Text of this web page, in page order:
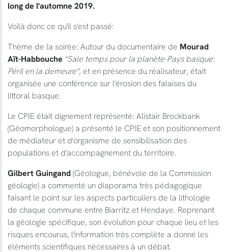
long de l'automne 2019.
Voilà donc ce qu'il s'est passé:
Thème de la soirée: Autour du documentaire de Mourad
Aït-Habbouche "Sale temps pour la planète-Pays basque:
Péril en la demeure", et en présence du réalisateur, était
organisée une conférence sur l'érosion des falaises du
littoral basque.
Le CPIE était dignement représenté: Alistair Brockbank
(Géomorphologue) a présenté le CPIE et son positionnement
de médiateur et d'organisme de sensibilisation des
populations et d'accompagnement du territoire.
Gilbert Guingand (Géologue, bénévole de la Commission
géologie) a commenté un diaporama très pédagogique
faisant le point sur les aspects particuliers de la lithologie
de chaque commune entre Biarritz et Hendaye. Reprenant
la géologie spécifique, son évolution pour chaque lieu et les
risques encourus, l'information très complète a donné les
éléments scientifiques nécessaires à un débat.